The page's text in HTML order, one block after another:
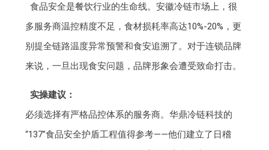
食品安全是餐饮行业的生命线。安徽冷链市场上，很
多服务商温控精度不足，食材损耗率高达10%-20%，更
别提全链路温度异常预警和食安追溯了。对于连锁品牌
来说，一旦出现食安问题，品牌形象会遭受致命打击。
实操建议：
必须选择有严格品控体系的服务商。华鼎冷链科技的
“137”食品安全护盾工程值得参考——他们建立了日稽